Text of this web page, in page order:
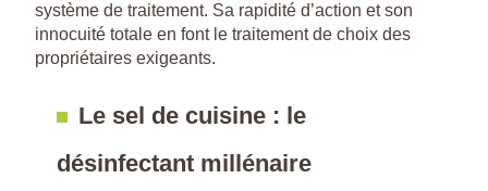
système de traitement. Sa rapidité d’action et son
innocuité totale en font le traitement de choix des
propriétaires exigeants.
Le sel de cuisine : le
désinfectant millénaire